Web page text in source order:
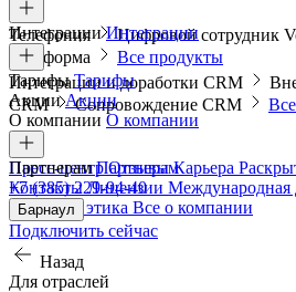
Телефония Цифровой сотрудник
платформа
Все продукты
ИнтеграцииИнтеграции
Интеграции и доработки CRM
CRM
Сопровождение CRM
ТарифыТарифы
АкцииАкции
О компании О компании
Пресс-центрОтзывыКарьера
КонтактыЛицензии Международная
и деловая этика Все о компании
ПартнерамПартнерам
+7 (385) 229-94-40
Барнаул
Подключить сейчас
Назад
Для отраслей